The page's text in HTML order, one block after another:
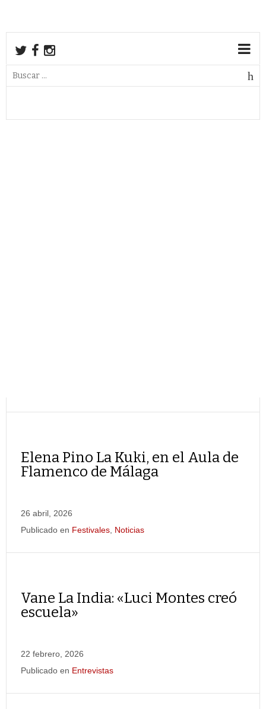
Elena Pino La Kuki, en el Aula de
Flamenco de Málaga
26 abril, 2026
Publicado en Festivales Noticias
Vane La India: «Luci Montes creó
escuela»
22 febrero, 2026
Publicado en Entrevistas